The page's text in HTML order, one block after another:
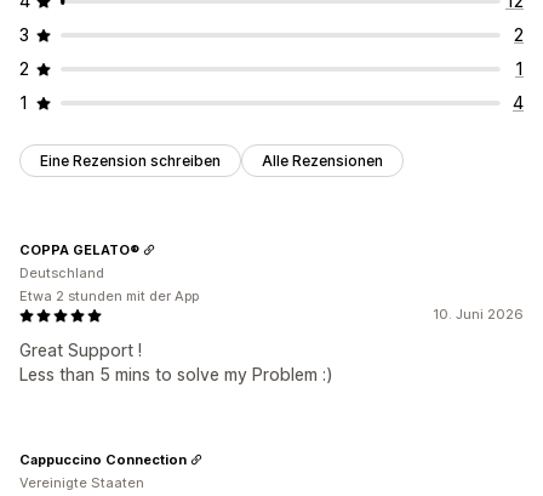
3
2
2
1
1
4
Eine Rezension schreiben Alle Rezensionen
10. Juni 2026
Great Support !
Less than 5 mins to solve my Problem :)
COPPA GELATO®
Deutschland
Etwa 2 stunden mit der App
Cappuccino Connection
Vereinigte Staaten